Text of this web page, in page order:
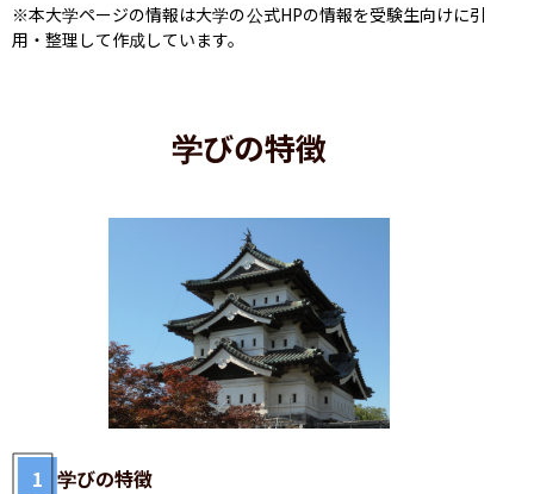
※本大学ページの情報は大学の公式HPの情報を受験生向けに引
用・整理して作成しています。
学びの特徴
1 学びの特徴